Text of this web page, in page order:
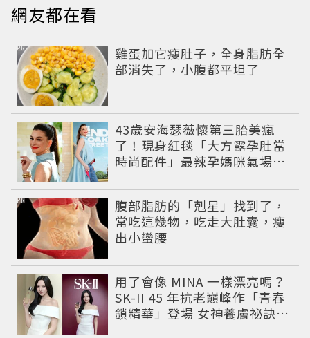
網友都在看
雞蛋加它瘦肚子，全身脂肪全
部消失了，小腹都平坦了
PR
43歲安海瑟薇懷第三胎美瘋
了！現身紅毯「大方露孕肚當
時尚配件」最辣孕媽咪氣場全
腹部脂肪的「剋星」找到了，
常吃這幾物，吃走大肚囊，瘦
出小蠻腰
PR
用了會像 MINA 一樣漂亮嗎？
SK-II 45 年抗老巔峰作「青春
鎖精華」登場 女神養膚祕訣同